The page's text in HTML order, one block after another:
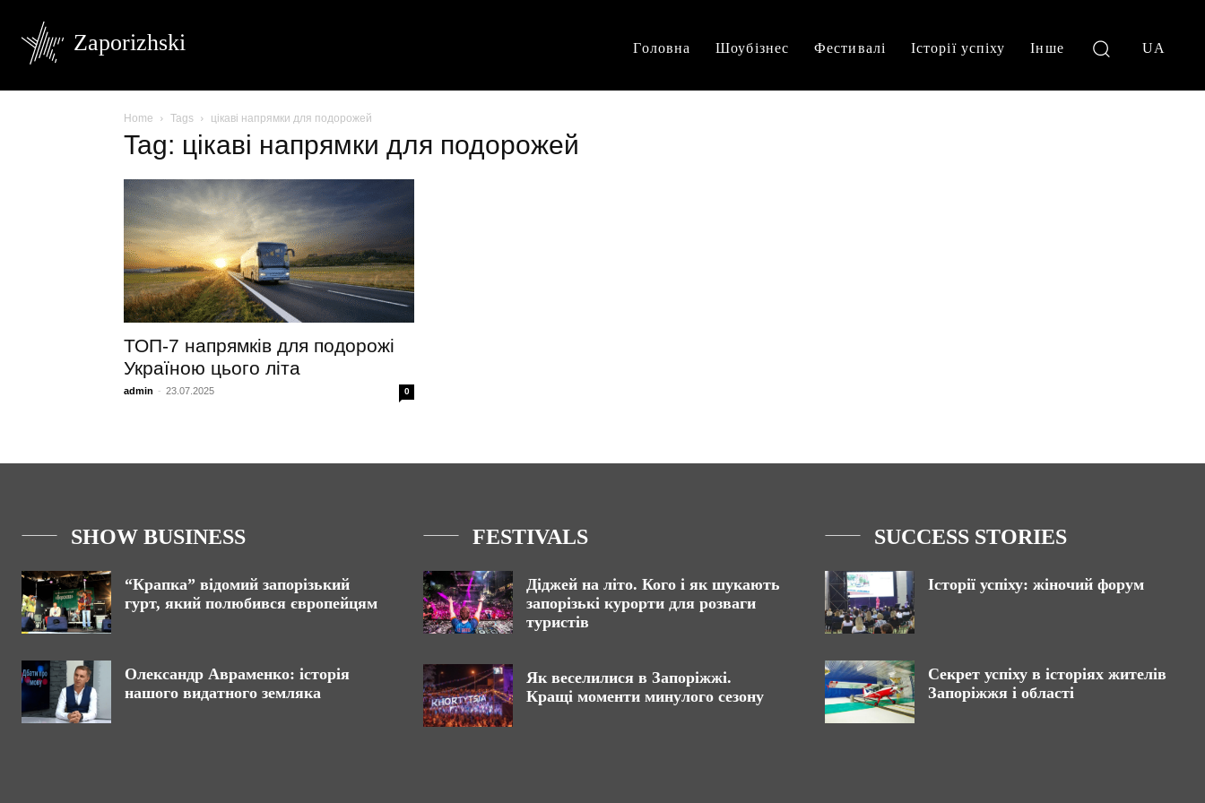
Zaporizhski Головна Шоубізнес Фестивалі Історії успіху Інше UA
Home Tags цікаві напрямки для подорожей
Tag: цікаві напрямки для подорожей
ТОП‑7 напрямків для подорожі
Україною цього літа
admin - 23.07.2025 0
SHOW BUSINESS
“Крапка” відомий запорізький
гурт, який полюбився європейцям
Олександр Авраменко: історія
нашого видатного земляка
FESTIVALS
Діджей на літо. Кого і як шукають
запорізькі курорти для розваги
туристів
Як веселилися в Запоріжжі.
Кращі моменти минулого сезону
SUCCESS STORIES
Історії успіху: жіночий форум
Секрет успіху в історіях жителів
Запоріжжя і області